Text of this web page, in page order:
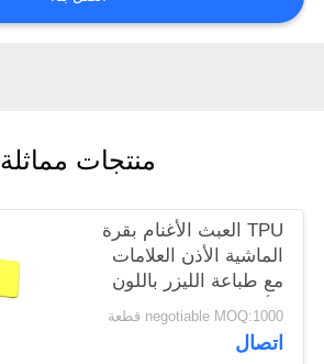
أخبار
خريطة
الموقع
PRIVACY
POLICY
منتجات مماثلة
TPU العبث الأغنام بقرة
الماشية الأذن العلامات
مع طباعة الليزر باللون
الأصفر
negotiable MOQ:1000 قطعة
اتصال